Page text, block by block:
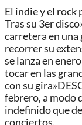
El indie y el rock
Tras su 3er
carretera en una
recorrer su
se lanza en
tocar en las
con su
febrero, a modo
indefinido que